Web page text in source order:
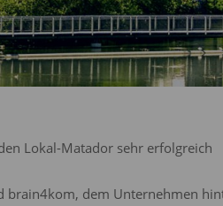
Lokal-Matador sehr erfolgreich
dem Unternehmen